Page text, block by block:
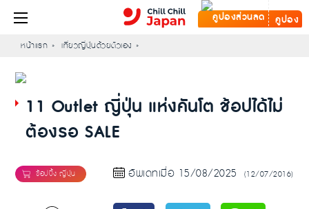
คูปอง
หน้าแรก เที่ยวญี่ปุ่นด้วยตัวเอง
11 Outlet ญี่ปุ่น แห่งคันโต ช้อปได้ไม่
ต้องรอ SALE
อัพเดทเมื่อ 15/08/2025 (12/07/2016)